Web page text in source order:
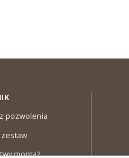
pozwolenia
zestaw
montaż